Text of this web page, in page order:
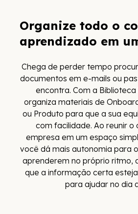
Organize todo o
aprendizado em
Chega de perder tempo
documentos em e-mails ou
encontra. Com a
organiza materiais de
ou Produto para que a sua
com facilidade. Ao reunir o
empresa em um espaço
você dá mais autonomia para
aprenderem no próprio ritmo,
que a informação certa
para ajudar no dia